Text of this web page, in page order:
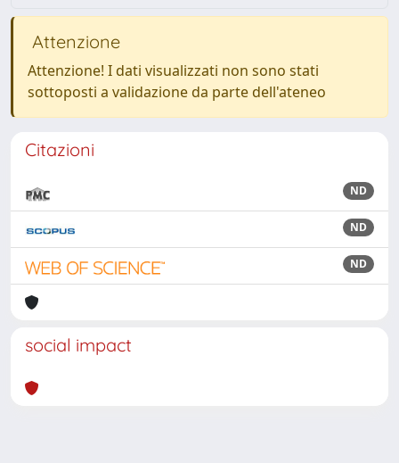
Attenzione
Attenzione! I dati visualizzati non sono stati
sottoposti a validazione da parte dell'ateneo
Citazioni
ND
ND
ND
social impact